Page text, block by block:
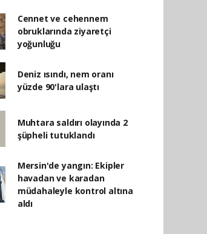
Cennet ve cehennem
obruklarında ziyaretçi
yoğunluğu
Deniz ısındı, nem oranı
yüzde 90'lara ulaştı
Muhtara saldırı olayında 2
şüpheli tutuklandı
Mersin'de yangın: Ekipler
havadan ve karadan
müdahaleyle kontrol altına
aldı